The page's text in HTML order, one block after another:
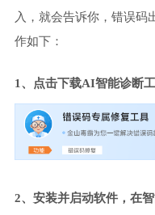
入，就会告诉你，错误码
作如下：
1、点击下载AI智能诊断工
2、安装并启动软件，在